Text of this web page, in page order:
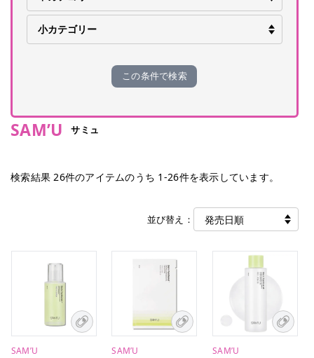
この条件で検索
SAM’U サミュ
検索結果26件のアイテムのうち 1 -26件を表示しています。
並び替え：
SAM’U
SAM’U
SAM’U